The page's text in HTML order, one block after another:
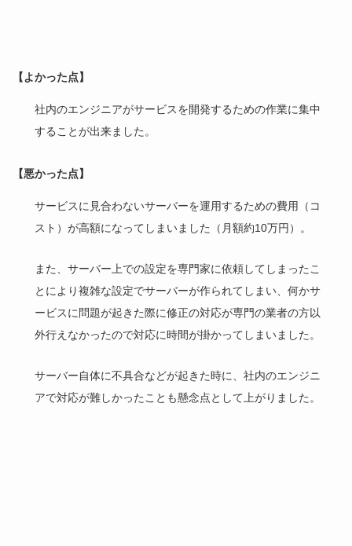
【よかった点】
社内のエンジニアがサービスを開発するための作業に集中
することが出来ました。
【悪かった点】
サービスに見合わないサーバーを運用するための費用（コ
スト）が高額になってしまいました（月額約10万円）。
また、サーバー上での設定を専門家に依頼してしまったこ
とにより複雑な設定でサーバーが作られてしまい、何かサ
ービスに問題が起きた際に修正の対応が専門の業者の方以
外行えなかったので対応に時間が掛かってしまいました。
サーバー自体に不具合などが起きた時に、社内のエンジニ
アで対応が難しかったことも懸念点として上がりました。